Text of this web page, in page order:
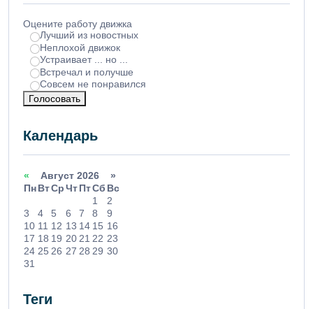
Оцените работу движка
Лучший из новостных
Неплохой движок
Устраивает ... но ...
Встречал и получше
Совсем не понравился
Голосовать
Календарь
« Август 2026 »
ПнВтСрЧтПтСб Вс
1
2
3
4 5 6 7 8
9
10 11 12 13 14 15 16
17 18 19 20 21 22 23
24 25 26 27 28 29 30
31
Теги